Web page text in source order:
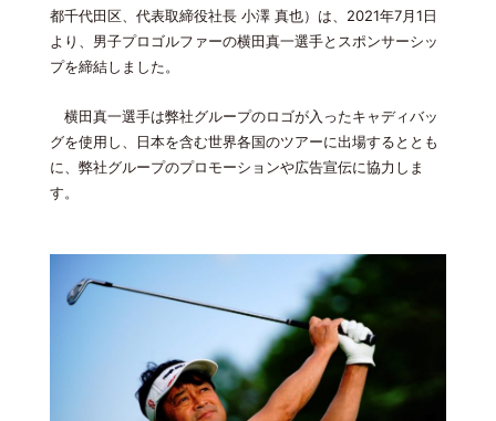
都千代田区、代表取締役社長 小澤 真也）は、2021年7月1日
より、男子プロゴルファーの横田真一選手とスポンサーシッ
プを締結しました。
横田真一選手は弊社グループのロゴが入ったキャディバッ
グを使用し、日本を含む世界各国のツアーに出場するととも
に、弊社グループのプロモーションや広告宣伝に協力しま
す。